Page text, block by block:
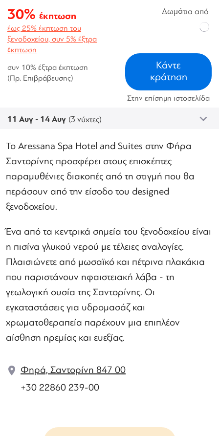
30% έκπτωση
έως 25% έκπτωση του
ξενοδοχείου, συν 5% έξτρα
έκπτωση
συν 10% έξτρα έκπτωση
(Πρ. Επιβράβευσης)
Δωμάτια από
Κάντε
κράτηση
Στην επίσημη ιστοσελίδα
11 Αυγ - 14 Αυγ (3 νύχτες)
Το Aressana Spa Hotel and Suites στην Φήρα
Σαντορίνης προσφέρει στους επισκέπτες
παραμυθένιες διακοπές από τη στιγμή που θα
περάσουν από την είσοδο του designed
ξενοδοχείου.
Ένα από τα κεντρικά σημεία του ξενοδοχείου είναι
η πισίνα γλυκού νερού με τέλειες αναλογίες.
Πλαισιώνετε από μωσαϊκό και πέτρινα πλακάκια
που παριστάνουν ηφαιστειακή λάβα - τη
γεωλογική ουσία της Σαντορίνης. Οι
εγκαταστάσεις για υδρομασάζ και
χρωματοθεραπεία παρέχουν μια επιπλέον
αίσθηση ηρεμίας και ευεξίας.
Φηρά, Σαντορίνη 847 00
+30 22860 239-00